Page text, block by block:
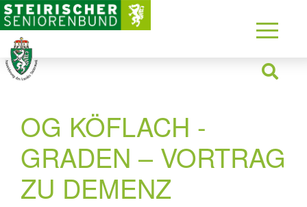
OG KÖFLACH -
GRADEN – VORTRAG
ZU DEMENZ